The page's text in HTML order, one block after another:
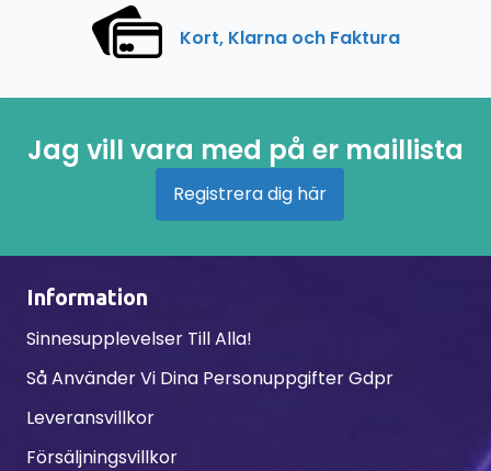
Kort, Klarna och Faktura
Jag vill vara med på er maillista
Registrera dig här
Information
Sinnesupplevelser Till Alla!
Så Använder Vi Dina Personuppgifter Gdpr
Leveransvillkor
Försäljningsvillkor